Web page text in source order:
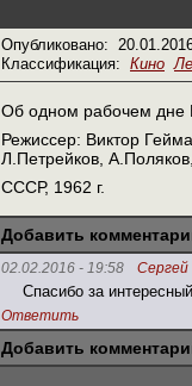
Опубликовано:
Классификация: Кино
Об одном рабочем дне
Режиссер: Виктор
Л.Петрейков,
СССР, 1962 г.
Добавить
02.02.2016 - 19:58 Сергей
Спасибо за
Ответить
Добавить